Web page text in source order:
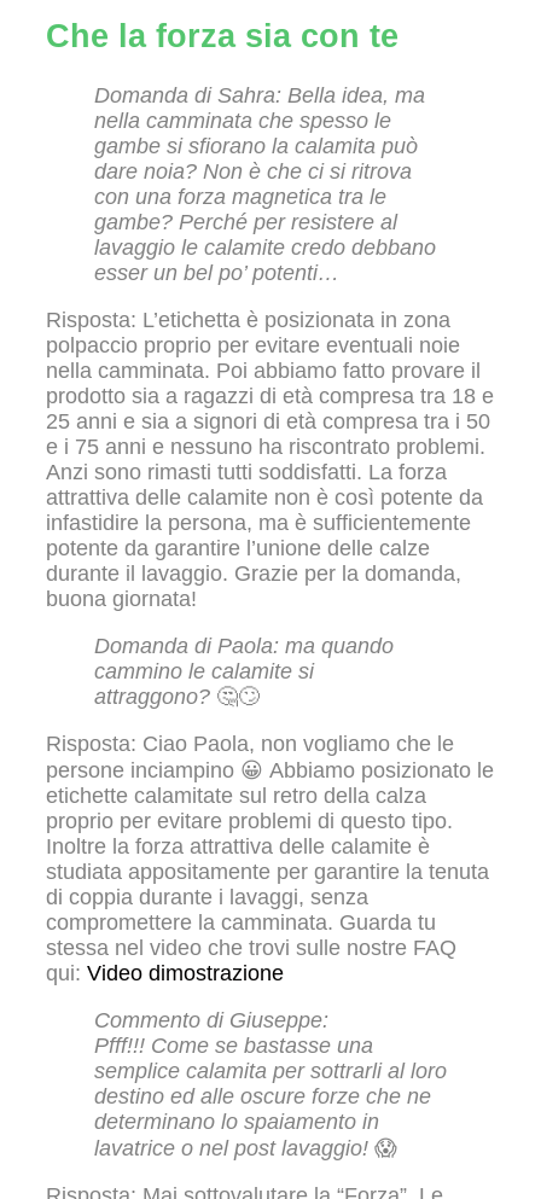
Che la forza sia con te
Domanda di Sahra: Bella idea, ma
nella camminata che spesso le
gambe si sfiorano la calamita può
dare noia? Non è che ci si ritrova
con una forza magnetica tra le
gambe? Perché per resistere al
lavaggio le calamite credo debbano
esser un bel po’ potenti…
Risposta: L’etichetta è posizionata in zona
polpaccio proprio per evitare eventuali noie
nella camminata. Poi abbiamo fatto provare il
prodotto sia a ragazzi di età compresa tra 18 e
25 anni e sia a signori di età compresa tra i 50
e i 75 anni e nessuno ha riscontrato problemi.
Anzi sono rimasti tutti soddisfatti. La forza
attrattiva delle calamite non è così potente da
infastidire la persona, ma è sufficientemente
potente da garantire l’unione delle calze
durante il lavaggio. Grazie per la domanda,
buona giornata!
Domanda di Paola: ma quando
cammino le calamite si
attraggono? 🤔🙄
Risposta: Ciao Paola, non vogliamo che le
persone inciampino 😀 Abbiamo posizionato le
etichette calamitate sul retro della calza
proprio per evitare problemi di questo tipo.
Inoltre la forza attrattiva delle calamite è
studiata appositamente per garantire la tenuta
di coppia durante i lavaggi, senza
compromettere la camminata. Guarda tu
stessa nel video che trovi sulle nostre FAQ
qui: Video dimostrazione
Commento di Giuseppe:
Pfff!!! Come se bastasse una
semplice calamita per sottrarli al loro
destino ed alle oscure forze che ne
determinano lo spaiamento in
lavatrice o nel post lavaggio! 😱